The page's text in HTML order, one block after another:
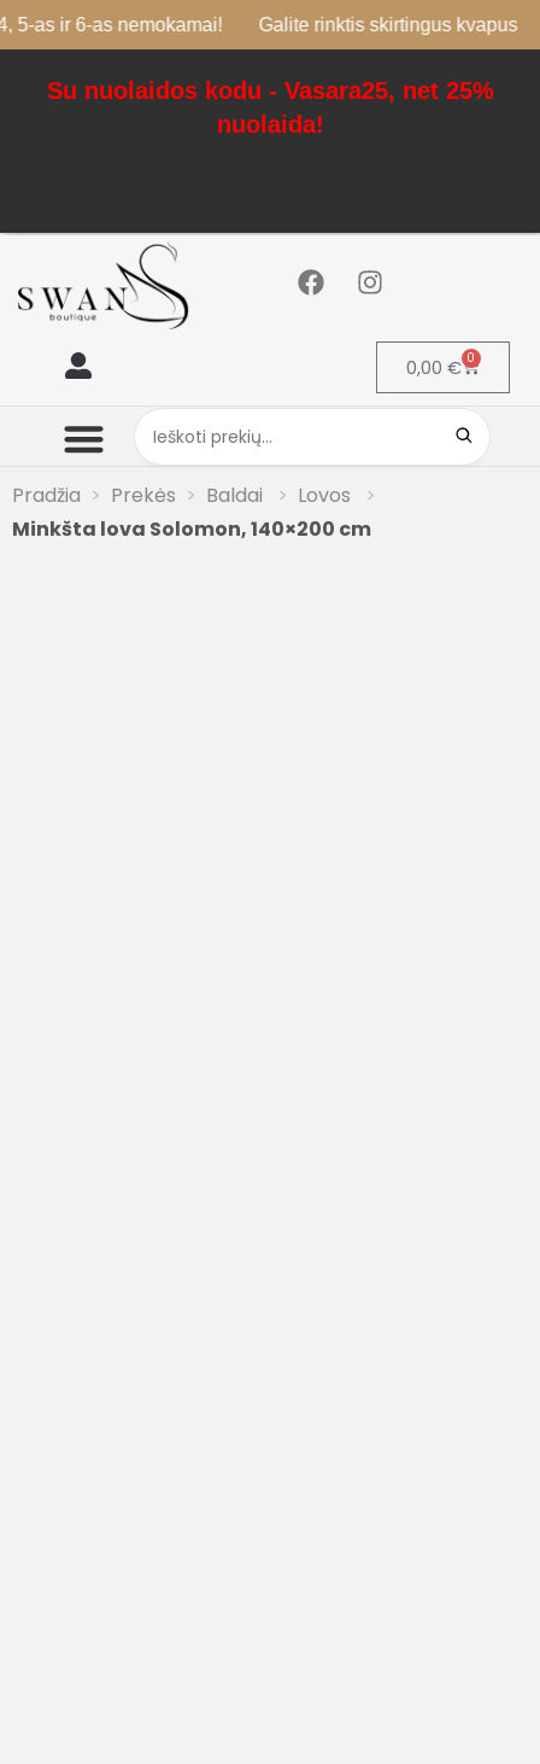
6-as nemokamai! Galite rinktis skirtingus kvapus
Su nuolaidos kodu - Vasara25, net 25%
nuolaida!
0,00 € 0
Pradžia Prekės Baldai
Lovos
Minkšta lova Solomon, 140×200 cm